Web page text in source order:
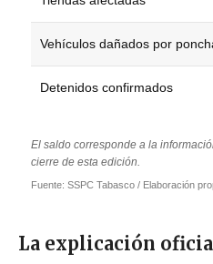
Vehículos dañados por
Detenidos confirmados
El saldo corresponde a la
cierre de esta edición.
Fuente: SSPC Tabasco / Elaboración
La explicación